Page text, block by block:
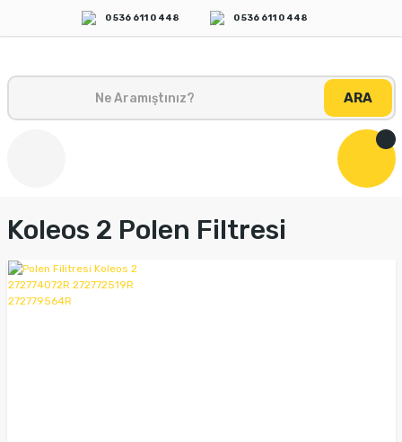
0 536 611 0 448 0 536 611 0 448
ARA
Koleos 2 Polen Filtresi